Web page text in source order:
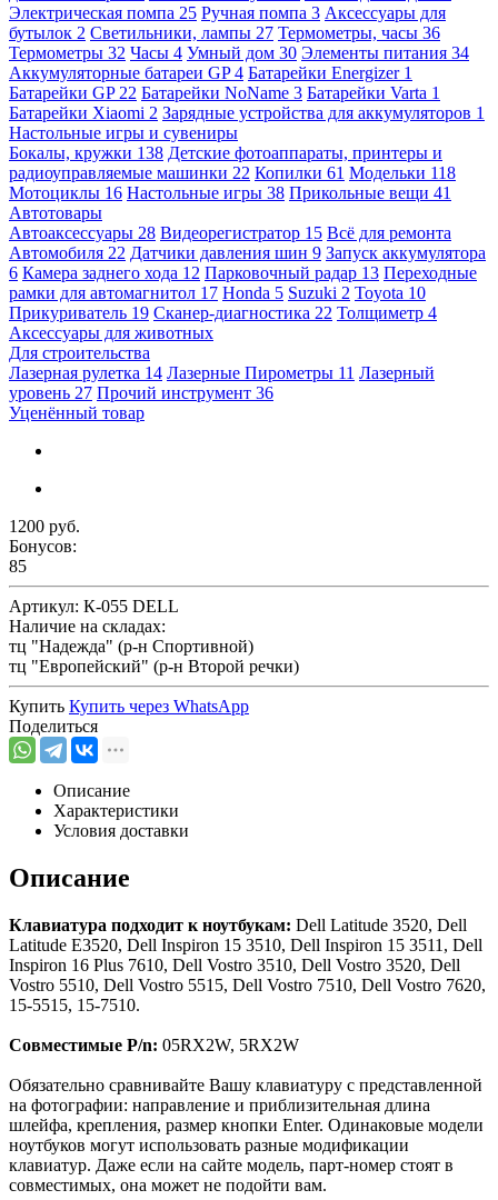
Электрическая помпа 25 Ручная помпа 3 Аксессуары для
бутылок 2 Светильники, лампы 27 Термометры, часы 36
Термометры 32 Часы 4 Умный дом 30 Элементы питания 34
Аккумуляторные батареи GP4 Батарейки Energizer 1
Батарейки GP 22 Батарейки NoName 3 Батарейки Varta 1
Батарейки Xiaomi 2 Зарядные устройства для аккумуляторов 1
Настольные игры и сувениры
Бокалы, кружки 138 Детские фотоаппараты, принтеры и
радиоуправляемые машинки 22 Копилки 61 Модельки 118
Мотоциклы 16 Настольные игры 38 Прикольные вещи 41
Автотовары
Автоаксессуары 28 Видеорегистратор 15 Всё для ремонта
Автомобиля 22 Датчики давления шин 9 Запуск аккумулятора
6 Камера заднего хода 12 Парковочный радар 13 Переходные
рамки для автомагнитол 17 Honda 5 Suzuki 2 Toyota 10
Прикуриватель 19 Сканер-диагностика 22 Толщиметр 4
Аксессуары для животных
Для строительства
Лазерная рулетка 14 Лазерные Пирометры 11 Лазерный
уровень 27 Прочий инструмент 36
Уценённый товар
1200 руб.
Бонусов:
85
Артикул: К-055 DELL
Наличие на складах:
тц "Надежда" (р-н Спортивной)
тц "Европейский" (р-н Второй речки)
Купить Купить через WhatsApp
Поделиться
Описание
Характеристики
Условия доставки
Описание
Клавиатура подходит к ноутбукам: Dell Latitude 3520, Dell
Latitude E3520, Dell Inspiron 15 3510, Dell Inspiron 15 3511, Dell
Inspiron 16 Plus 7610, Dell Vostro 3510, Dell Vostro 3520, Dell
Vostro 5510, Dell Vostro 5515, Dell Vostro 7510, Dell Vostro 7620,
15-5515, 15-7510.
Совместимые P/n: 05RX2W, 5RX2W
Обязательно сравнивайте Вашу клавиатуру с представленной
на фотографии: направление и приблизительная длина
шлейфа, крепления, размер кнопки Enter. Одинаковые модели
ноутбуков могут использовать разные модификации
клавиатур. Даже если на сайте модель, парт-номер стоят в
совместимых, она может не подойти вам.